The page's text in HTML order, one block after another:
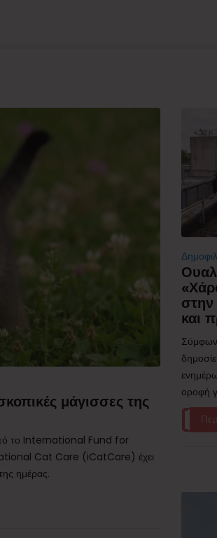
μάγισσες της
το International Fund for
Cat Care (iCatCare) έχει
ημέρας.
και
οροφή